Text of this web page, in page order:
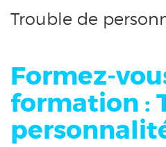
Trouble de
Formez-
formation :